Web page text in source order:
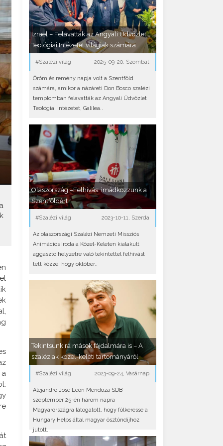
Izrael – Felavatták az Angyali Üdvözlet
Teológiai Intézetet világiak számára
#Szalézi világ 2025-09-20, Szombat
Öröm és remény napja volt a Szentföld
számára, amikor a názáreti Don Bosco szalézi
templomban felavatták az Angyali Üdvözlet
Teológiai Intézetet, Galilea..
Olaszország –Felhívás: imádkozzunk a
Szentföldért
#Szalézi világ 2023-10-11, Szerda
Az olaszországi Szalézi Nemzeti Missziós
Animációs Iroda a Közel-Keleten kialakult
aggasztó helyzetre való tekintettel felhívást
tett közzé, hogy október..
Tekintsünk rá mások fájdalmára is – A
szaléziak közel-keleti tartományáról
#Szalézi világ 2023-09-24, Vasárnap
Alejandro José Leòn Mendoza SDB
szeptember 25-én három napra
Magyarországra látogatott, hogy fölkeresse a
Hungary Helps által magyar ösztöndíjhoz
jutott..